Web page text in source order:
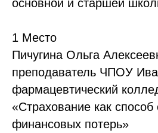
основной и старшей
1 Место
Пичугина Ольга
преподаватель ЧПОУ
фармацевтический
«Страхование как
финансовых потерь»